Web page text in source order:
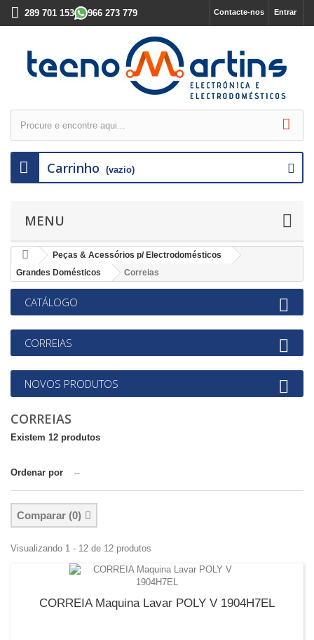
Entrar
Contacte-nos
289 701 153 966 273 779
Carrinho (vazio)
MENU
Peças & Acessórios p/ Electrodomésticos
Grandes Domésticos
Correias
CATÁLOGO
CORREIAS
NOVOS PRODUTOS
CORREIAS
Existem 12 produtos
Ordenar por --
Comparar (0)
Visualizando 1 - 12 de 12 produtos
CORREIA Maquina Lavar POLY V 1904H7EL